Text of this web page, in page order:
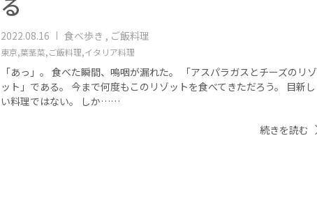
2022.08.16 食べ歩き , ご飯料理
東京,葉茎菜,ご飯料理,イタリア料理
「あっ」。 食べた瞬間、嗚咽が漏れた。 「アスパラガスとチーズのリゾ
ット」である。 今まで何度もこのリゾットを食べてきただろう。 目新し
い料理ではない。 しか……
続きを読む